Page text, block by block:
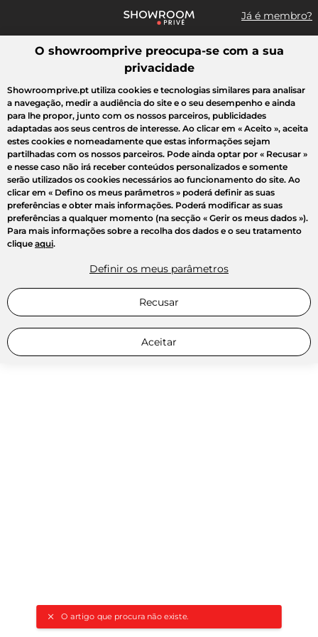
Já é membro?
Pesquisar uma marca, um artigo, uma venda...
O artigo que procura não existe.
Todas as vendas Moda Desporto Casa Criança Beleza
O showroomprive preocupa-se com a sua
privacidade
Showroomprive.pt utiliza cookies e tecnologias similares para analisar
a navegação, medir a audiência do site e o seu desempenho e ainda
para lhe propor, junto com os nossos parceiros, publicidades
adaptadas aos seus centros de interesse. Ao clicar em « Aceito », aceita
estes cookies e nomeadamente que estas informações sejam
partilhadas com os nossos parceiros. Pode ainda optar por « Recusar »
e nesse caso não irá receber conteúdos personalizados e somente
serão utilizados os cookies necessários ao funcionamento do site. Ao
clicar em « Defino os meus parâmetros » poderá definir as suas
preferências e obter mais informações. Poderá modificar as suas
preferências a qualquer momento (na secção « Gerir os meus dados »).
Para mais informações sobre a recolha dos dados e o seu tratamento
clique aqui.
Definir os meus parâmetros
Recusar
Aceitar